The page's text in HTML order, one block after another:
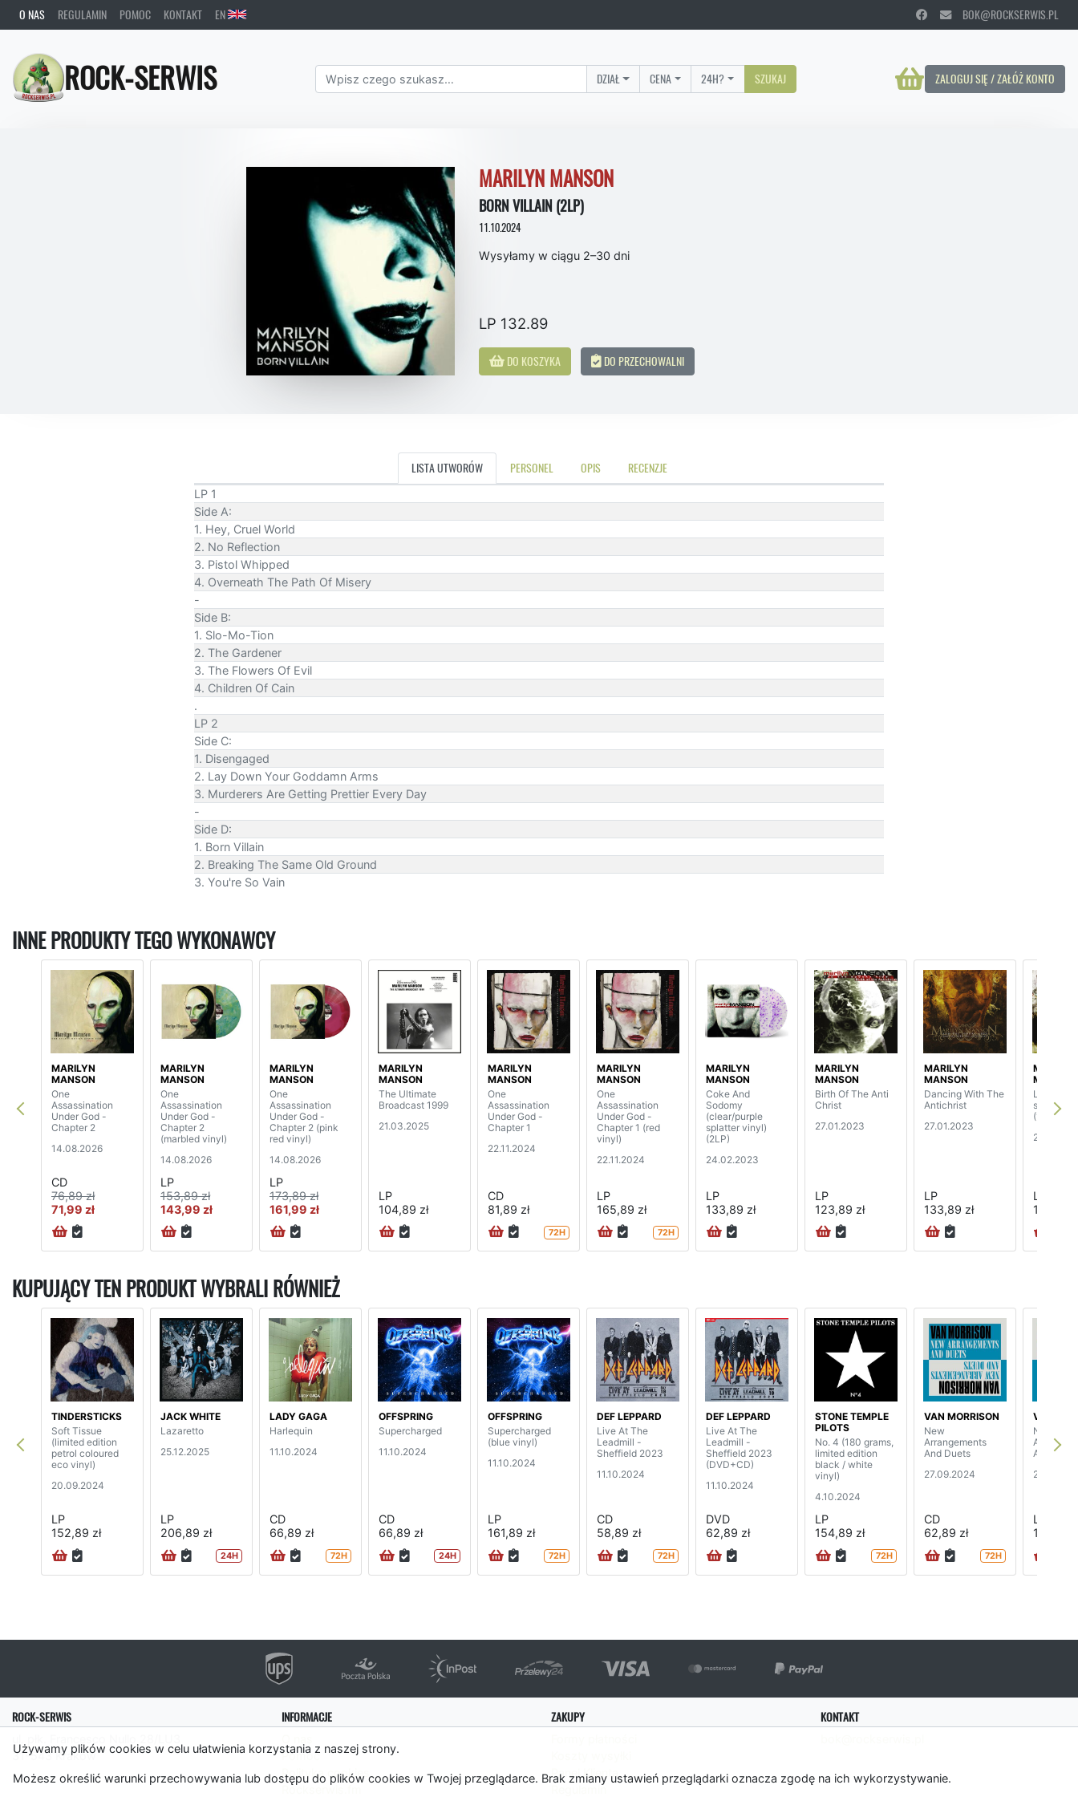
Używamy plików cookies w celu ułatwienia korzystania z naszej strony.
Możesz określić warunki przechowywania lub dostępu do plików cookies w Twojej przeglądarce. Brak zmiany ustawień przeglądarki oznacza zgodę na ich wykorzystywanie.
O NAS REGULAMIN POMOC KONTAKT EN BOK@ROCKSERWIS.PL
ROCK-SERWIS ZALOGUJ SIĘ / ZAŁÓŻ KONTO
DZIAŁ CENA 24H? SZUKAJ
MARILYN MANSON
BORN VILLAIN (2LP)
11.10.2024
Wysyłamy w ciągu 2–30 dni
LP 132.89
DO KOSZYKA DO PRZECHOWALNI
LISTA UTWORÓW PERSONEL OPIS RECENZJE
LP 1
Side A:
1. Hey, Cruel World
2. No Reflection
3. Pistol Whipped
4. Overneath The Path Of Misery
-
Side B:
1. Slo-Mo-Tion
2. The Gardener
3. The Flowers Of Evil
4. Children Of Cain
.
LP 2
Side C:
1. Disengaged
2. Lay Down Your Goddamn Arms
3. Murderers Are Getting Prettier Every Day
-
Side D:
1. Born Villain
2. Breaking The Same Old Ground
3. You're So Vain
INNE PRODUKTY TEGO WYKONAWCY
MARILYN
MANSON
One
Assassination
Under God -
Chapter 2
14.08.2026
CD
76,89 zł
71,99 zł
MARILYN
MANSON
One
Assassination
Under God -
Chapter 2
(marbled vinyl)
14.08.2026
LP
153,89 zł
143,99 zł
MARILYN
MANSON
One
Assassination
Under God -
Chapter 2 (pink
red vinyl)
14.08.2026
LP
173,89 zł
161,99 zł
MARILYN
MANSON
The Ultimate
Broadcast 1999
21.03.2025
LP
104,89 zł
MARILYN
MANSON
One
Assassination
Under God -
Chapter 1
22.11.2024
CD
81,89 zł
72H
MARILYN
MANSON
One
Assassination
Under God -
Chapter 1 (red
vinyl)
22.11.2024
LP
165,89 zł
72H
MARILYN
MANSON
Coke And
Sodomy
(clear/purple
splatter vinyl)
(2LP)
24.02.2023
LP
133,89 zł
MARILYN
MANSON
Birth Of The Anti
Christ
27.01.2023
LP
123,89 zł
MARILYN
MANSON
Dancing With The
Antichrist
27.01.2023
LP
133,89 zł
MARILYN
MANSON
Live
splatter
(140
LP
133,89
KUPUJĄCY TEN PRODUKT WYBRALI RÓWNIEŻ
TINDERSTICKS
Soft Tissue
(limited edition
petrol coloured
eco vinyl)
20.09.2024
LP
152,89 zł
JACK WHITE
Lazaretto
25.12.2025
LP
206,89 zł
24H
LADY GAGA
Harlequin
11.10.2024
CD
66,89 zł
72H
OFFSPRING
Supercharged
11.10.2024
CD
66,89 zł
24H
OFFSPRING
Supercharged
(blue vinyl)
11.10.2024
LP
161,89 zł
72H
DEF LEPPARD
Live At The
Leadmill -
Sheffield 2023
11.10.2024
CD
58,89 zł
72H
DEF LEPPARD
Live At The
Leadmill -
Sheffield 2023
(DVD+CD)
11.10.2024
DVD
62,89 zł
STONE TEMPLE
PILOTS
No. 4 (180 grams,
limited edition
black / white
vinyl)
4.10.2024
LP
154,89 zł
72H
VAN MORRISON
New
Arrangements
And Duets
27.09.2024
CD
62,89 zł
72H
VAN
New
And
LP
161,89
ROCK-SERWIS
31-543 Kraków
INFORMACJE
Pomoc
Polityka cookies
Rockserwis.fm
ZAKUPY
Panel Klienta
Regulamin
KONTAKT